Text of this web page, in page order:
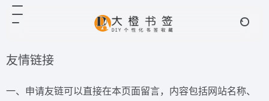
友情链接
一、申请友链可以直接在本页面留言，内容包括网站名称、